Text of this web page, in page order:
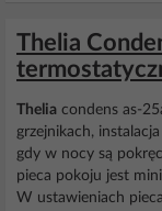
Thelia
Thelia condens as-
grzejnikach,
gdy w nocy są
pieca pokoju jest
W ustawieniach